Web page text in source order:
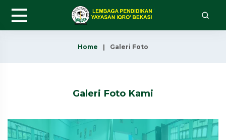
Home Galeri Foto
Galeri Foto Kami